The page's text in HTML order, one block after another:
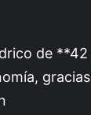
de **42
gracias